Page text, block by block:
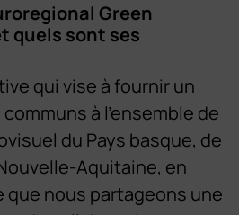
Green
quels sont ses
qui vise à fournir un
à l’ensemble de
du Pays basque, de
Aquitaine, en
nous partageons une